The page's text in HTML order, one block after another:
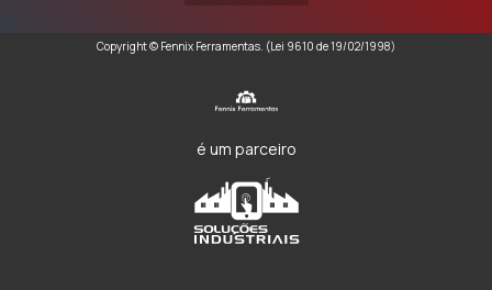
Copyright © Fennix Ferramentas. (Lei 9610 de 19/02/1998)
é um parceiro